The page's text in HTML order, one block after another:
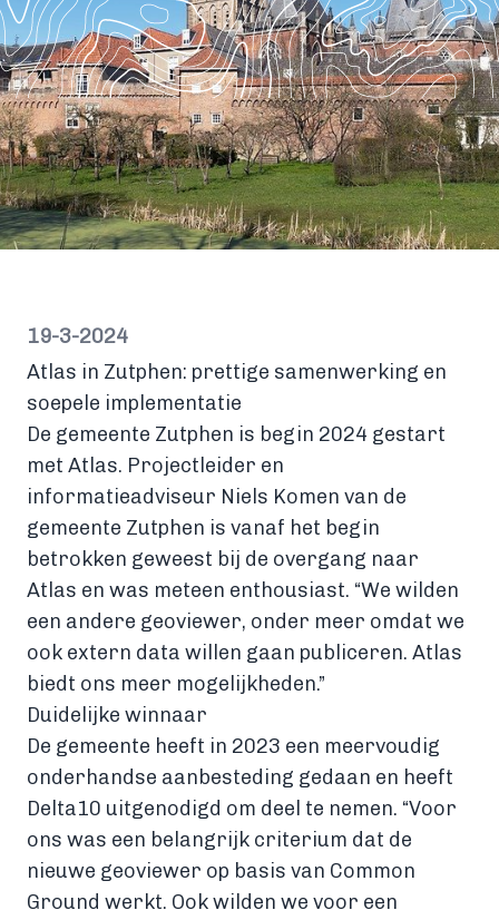
19-3-2024
Atlas in Zutphen: prettige samenwerking en
soepele implementatie
De gemeente Zutphen is begin 2024 gestart
met Atlas. Projectleider en
informatieadviseur Niels Komen van de
gemeente Zutphen is vanaf het begin
betrokken geweest bij de overgang naar
Atlas en was meteen enthousiast. “We wilden
een andere geoviewer, onder meer omdat we
ook extern data willen gaan publiceren. Atlas
biedt ons meer mogelijkheden.”
Duidelijke winnaar
De gemeente heeft in 2023 een meervoudig
onderhandse aanbesteding gedaan en heeft
Delta10 uitgenodigd om deel te nemen. “Voor
ons was een belangrijk criterium dat de
nieuwe geoviewer op basis van Common
Ground werkt. Ook wilden we voor een